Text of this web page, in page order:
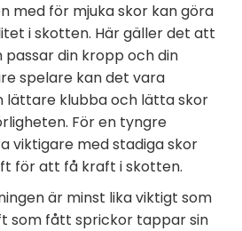
med för mjuka skor kan göra
i skotten. Här gäller det att
din kropp och din
spelare kan det vara
lättare klubba och lätta skor
För en tyngre
viktigare med stadiga skor
för att få kraft i skotten.
är minst lika viktigt som
som fått sprickor tappar sin